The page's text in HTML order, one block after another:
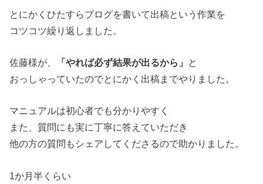
とにかくひたすらブログを書いて出稿という作業を
コツコツ繰り返しました。
佐藤様が、 「やれば必ず結果が出るから」 と
おっしゃっていたのでとにかく出稿までやりました。
マニュアルは初心者でも分かりやすく
また、質問にも実に丁寧に答えていただき
他の方の質問もシェアしてくださるので助かりました。
1か月半くらい